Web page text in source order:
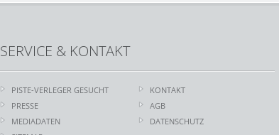
SERVICE & KONTAKT
PISTE-VERLEGER GESUCHT
PRESSE
MEDIADATEN
KONTAKT
AGB
DATENSCHUTZ